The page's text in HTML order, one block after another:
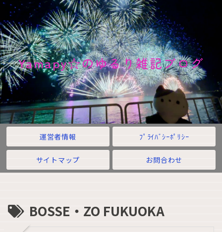
Yamapy☆のゆるり雑記ブログ
運営者情報 ﾌﾟﾗｲﾊﾞｼｰﾎﾟﾘｼｰ
サイトマップ お問合わせ
BOSSE・ZO FUKUOKA